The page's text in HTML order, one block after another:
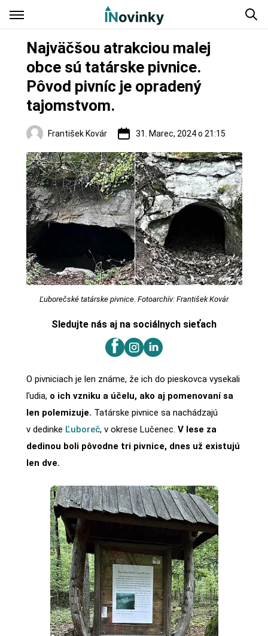
Najväčšou atrakciou malej
obce sú tatárske pivnice.
Pôvod pivníc je opradený
tajomstvom.
František Kovár 31. Marec, 2024 o 21:15
Regióny
Ľuborečské tatárske pivnice. Fotoarchív: František Kovár
Sledujte nás aj na sociálnych sieťach
O pivniciach je len známe, že ich do pieskovca vysekali
ľudia, o ich vzniku a účelu, ako aj pomenovaní sa
len polemizuje. Tatárske pivnice sa nachádzajú
v dedinke Ľuboreč, v okrese Lučenec. V lese za
dedinou boli pôvodne tri pivnice, dnes už existujú
len dve.